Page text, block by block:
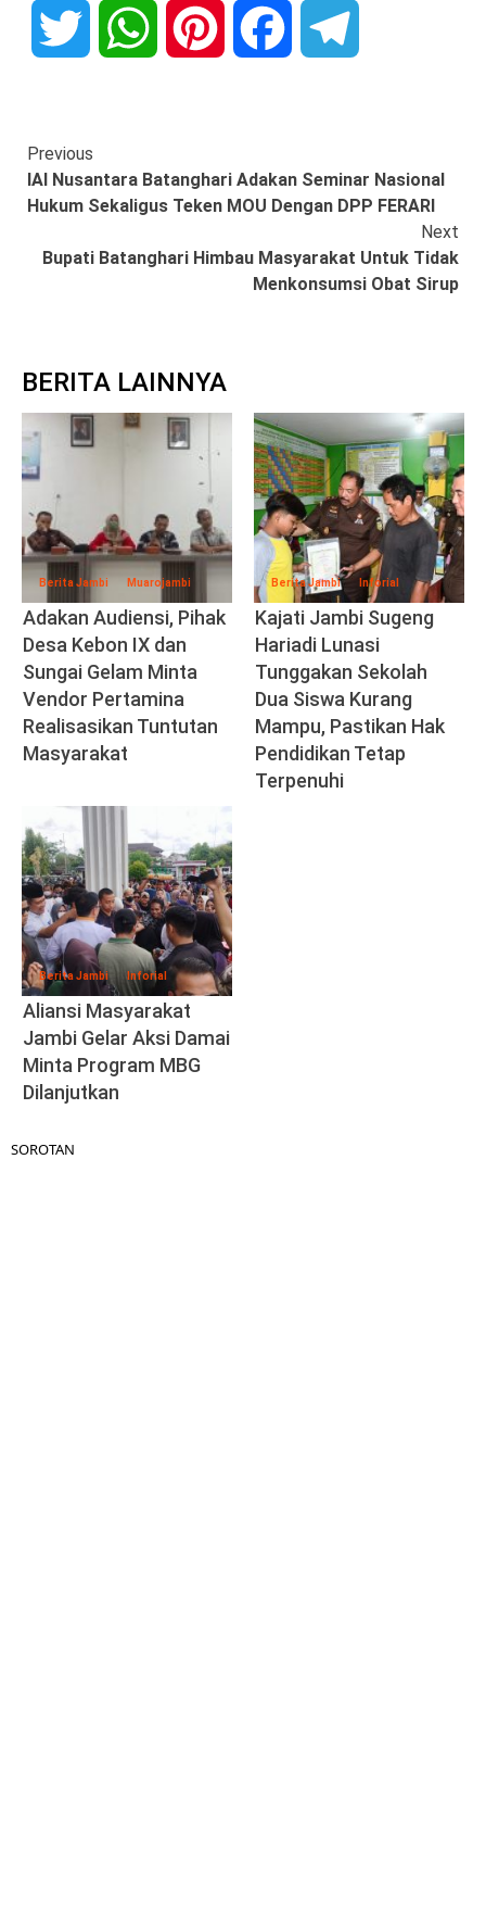
Twitter WhatsAppPinterest Facebook
Continue
Reading
Previous
IAI Nusantara Batanghari Adakan Seminar Nasional
Hukum Sekaligus Teken MOU Dengan DPP FERARI
Next
Bupati Batanghari Himbau Masyarakat Untuk Tidak
Menkonsumsi Obat Sirup
BERITA LAINNYA
Berita Jambi Muarojambi
Adakan Audiensi, Pihak
Desa Kebon IX dan
Sungai Gelam Minta
Vendor Pertamina
Realisasikan Tuntutan
Masyarakat
Berita Jambi Inforial
Kajati Jambi Sugeng
Hariadi Lunasi
Tunggakan Sekolah
Dua Siswa Kurang
Mampu, Pastikan Hak
Pendidikan Tetap
Terpenuhi
Berita Jambi Inforial
Aliansi Masyarakat
Jambi Gelar Aksi Damai
Minta Program MBG
Dilanjutkan
SOROTAN